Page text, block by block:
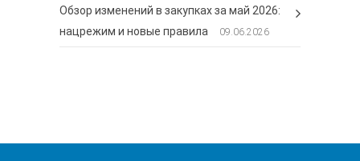
Обзор изменений в закупках за май 2026:
нацрежим и новые правила
09.06.2026